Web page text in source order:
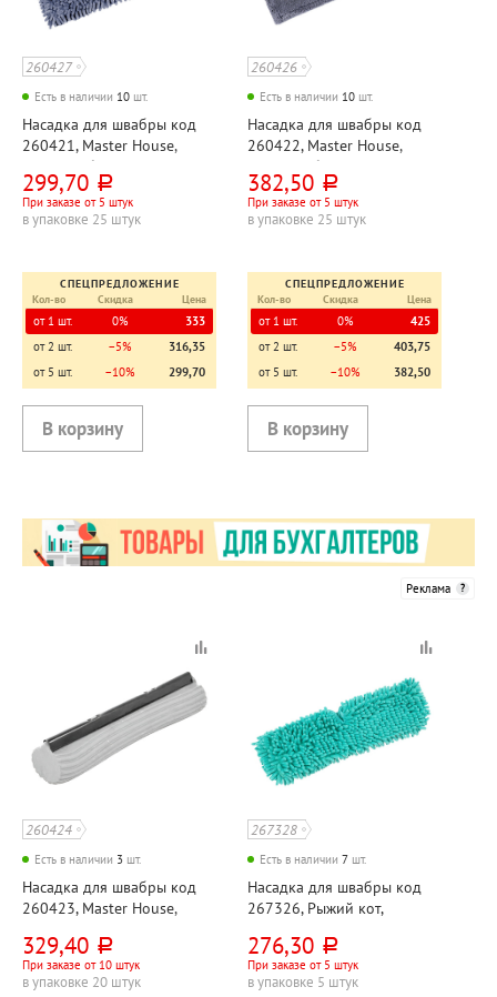
260427
Есть в наличии 10 шт.
Насадка для швабры код
260421, Master House,
микрофибра шенилл,
43см*14см, серая
299,70 руб.
При заказе от 5 штук
в упаковке 25 штук
СПЕЦПРЕДЛОЖЕНИЕ
Кол-во
Скидка Цена
от 1 шт. 0%
333
от 2 шт.
−5%
316,35
от 5 шт.
−10% 299,70
260426
Есть в наличии 10 шт.
Насадка для швабры код
260422, Master House,
микрофибра, 43см*14см,
серая
382,50 руб.
При заказе от 5 штук
в упаковке 25 штук
СПЕЦПРЕДЛОЖЕНИЕ
Кол-во
Скидка Цена
от 1 шт. 0%
425
от 2 шт.
−5%
403,75
от 5 шт.
−10% 382,50
Реклама
260424
Есть в наличии 3 шт.
Насадка для швабры код
260423, Master House,
серая
329,40 руб.
При заказе от 10 штук
в упаковке 20 штук
267328
Есть в наличии 7 шт.
Насадка для швабры код
267326, Рыжий кот,
микрофибра шенилл,
44см*15см, лазурная
276,30 руб.
При заказе от 5 штук
в упаковке 5 штук